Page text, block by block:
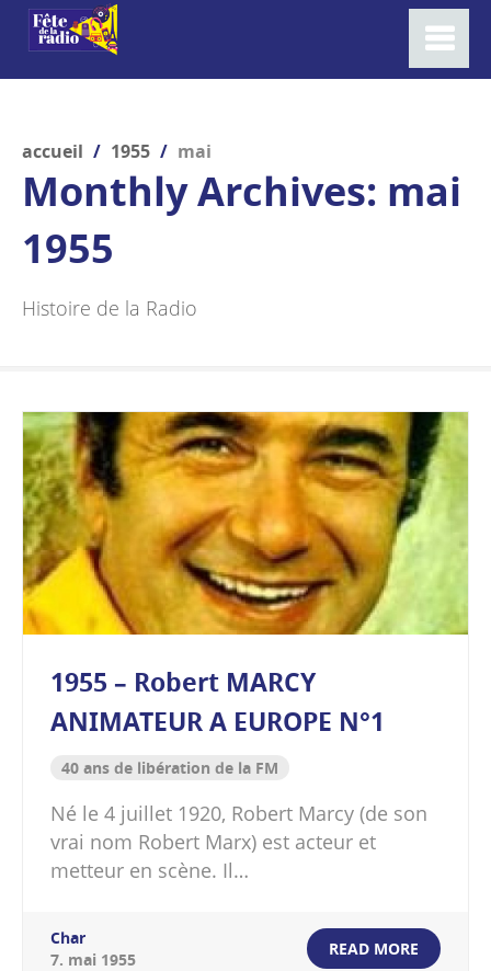
accueil / 1955 / mai
Monthly Archives: mai
1955
Histoire de la Radio
1955 – Robert MARCY
ANIMATEUR A EUROPE N°1
40 ans de libération de la FM
Né le 4 juillet 1920, Robert Marcy (de son
vrai nom Robert Marx) est acteur et
metteur en scène. Il…
Char
7. mai 1955
READ MORE